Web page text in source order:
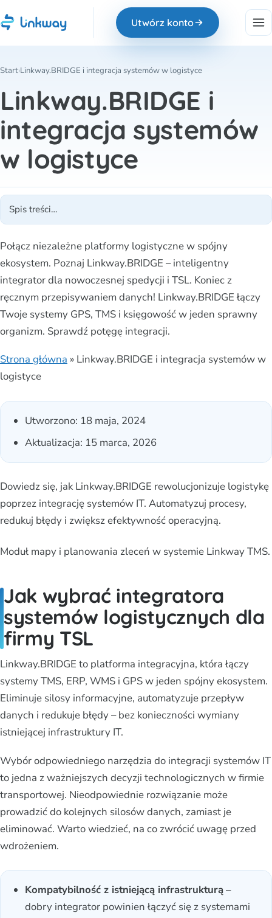
Utwórz konto
Start›Linkway.BRIDGE i integracja systemów w logistyce
Linkway.BRIDGE i
integracja systemów
w logistyce
Połącz niezależne platformy logistyczne w spójny
ekosystem. Poznaj Linkway.BRIDGE – inteligentny
integrator dla nowoczesnej spedycji i TSL. Koniec z
ręcznym przepisywaniem danych! Linkway.BRIDGE łączy
Twoje systemy GPS, TMS i księgowość w jeden sprawny
organizm. Sprawdź potęgę integracji.
Strona główna » Linkway.BRIDGE i integracja systemów w
logistyce
Utworzono: 18 maja, 2024
Aktualizacja: 15 marca, 2026
Dowiedz się, jak Linkway.BRIDGE rewolucjonizuje logistykę
poprzez integrację systemów IT. Automatyzuj procesy,
redukuj błędy i zwiększ efektywność operacyjną.
Moduł mapy i planowania zleceń w systemie Linkway TMS.
Jak wybrać integratora
systemów logistycznych dla
firmy TSL
Linkway.BRIDGE to platforma integracyjna, która łączy
systemy TMS, ERP, WMS i GPS w jeden spójny ekosystem.
Eliminuje silosy informacyjne, automatyzuje przepływ
danych i redukuje błędy – bez konieczności wymiany
istniejącej infrastruktury IT.
Wybór odpowiedniego narzędzia do integracji systemów IT
to jedna z ważniejszych decyzji technologicznych w firmie
transportowej. Nieodpowiednie rozwiązanie może
prowadzić do kolejnych silosów danych, zamiast je
eliminować. Warto wiedzieć, na co zwrócić uwagę przed
wdrożeniem.
Kompatybilność z istniejącą infrastrukturą–
dobry integrator powinien łączyć się z systemami